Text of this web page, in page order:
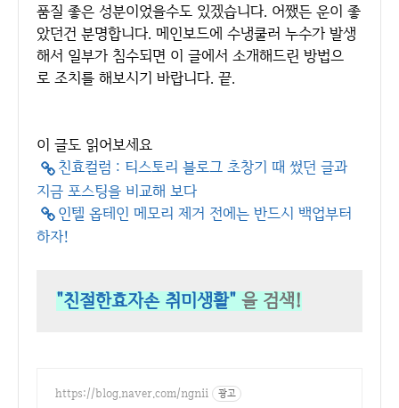
품질 좋은 성분이었을수도 있겠습니다. 어쨌든 운이 좋
았던건 분명합니다. 메인보드에 수냉쿨러 누수가 발생
해서 일부가 침수되면 이 글에서 소개해드린 방법으
로 조치를 해보시기 바랍니다. 끝.
이 글도 읽어보세요
친효컬럼 : 티스토리 블로그 초창기 때 썼던 글과
지금 포스팅을 비교해 보다
인텔 옵테인 메모리 제거 전에는 반드시 백업부터
하자!
"친절한효자손 취미생활" 을 검색!
https://blog.naver.com/ngnii 광고